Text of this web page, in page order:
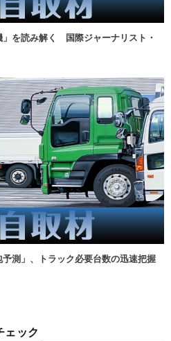
」を読み解く 国際ジャーナリスト・
予測」、トラック必要台数の迅速把握
ェック